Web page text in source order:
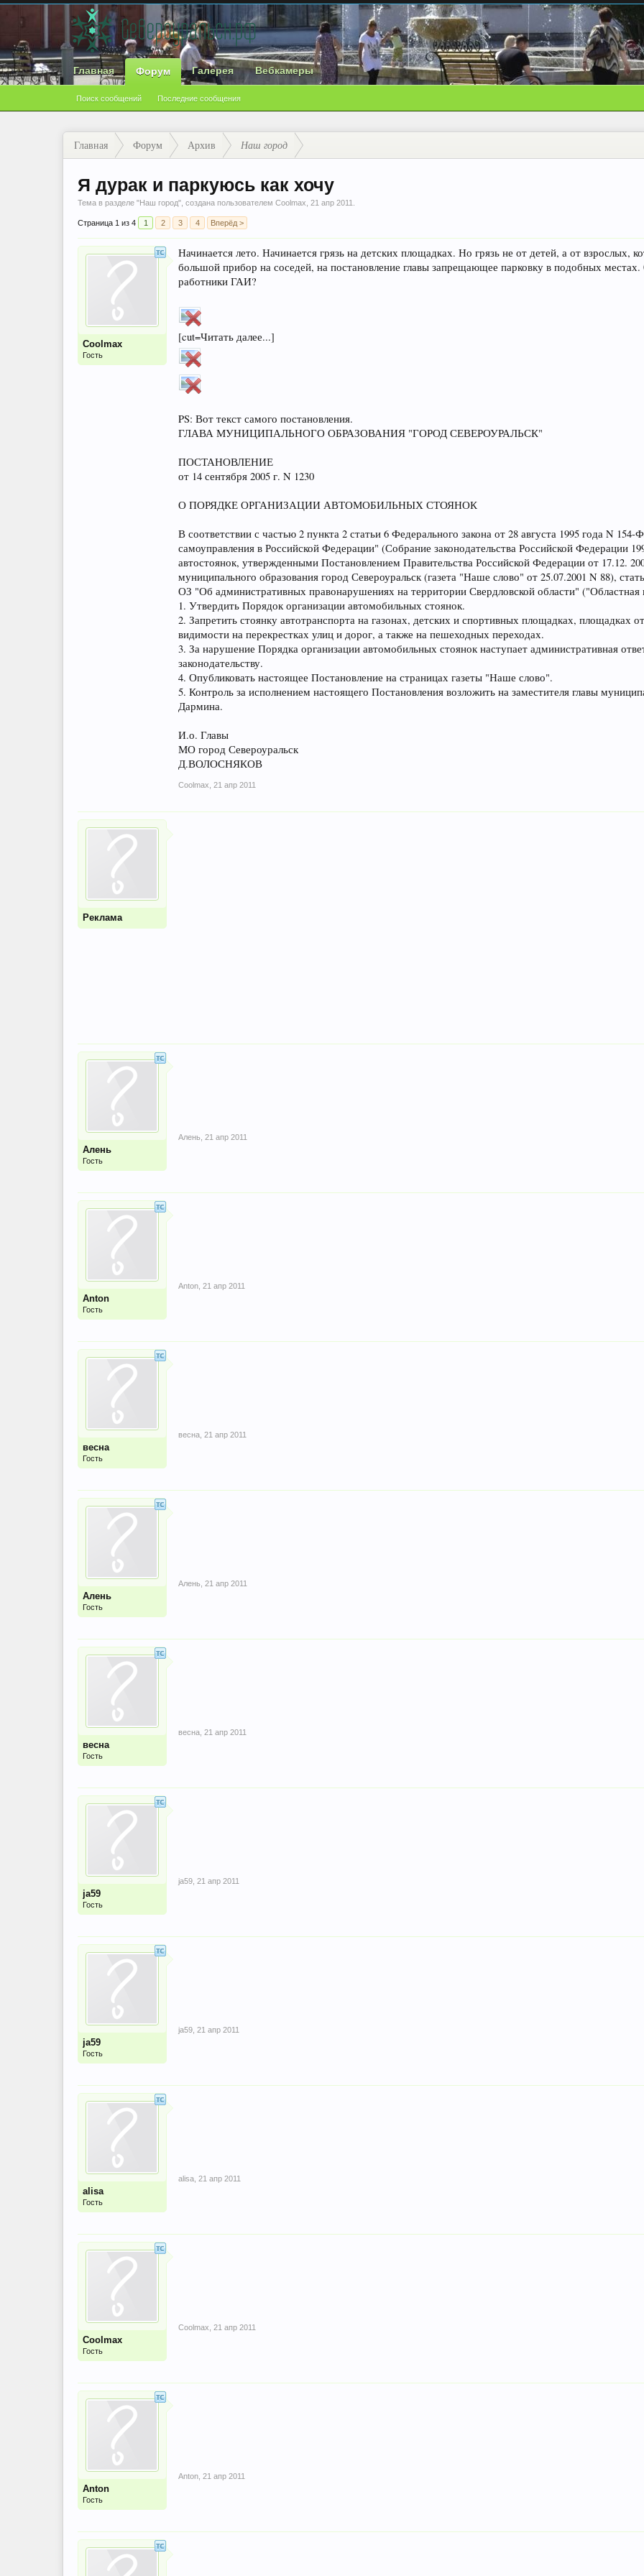
Главная Форум
Поиск сообщений Последние сообщения
Галерея Вебкамеры
Главная Форум Архив Наш город
Я дурак и паркуюсь как хочу
Тема в разделе "Наш город", создана пользователем Coolmax 21 апр 2011
Страница 1 из 4 1 2 3 4 Вперёд >
Coolmax
Гость
Начинается лето. Начинается грязь на детских площадках. Но грязь не от детей, а от взрослых,
большой прибор на соседей, на постановление главы запрещающее парковку в подобных местах.
работники ГАИ?
[cut=Читать далее...]
PS: Вот текст самого постановления.
ГЛАВА МУНИЦИПАЛЬНОГО ОБРАЗОВАНИЯ "ГОРОД СЕВЕРОУРАЛЬСК"
ПОСТАНОВЛЕНИЕ
от 14 сентября 2005 г. N 1230
О ПОРЯДКЕ ОРГАНИЗАЦИИ АВТОМОБИЛЬНЫХ СТОЯНОК
В соответствии с частью 2 пункта 2 статьи 6 Федерального закона от 28 августа 1995 года N
самоуправления в Российской Федерации" (Собрание законодательства Российской Федерации
автостоянок, утвержденными Постановлением Правительства Российской Федерации от 17.12.
муниципального образования город Североуральск (газета "Наше слово" от 25.07.2001 N 88),
ОЗ "Об административных правонарушениях на территории Свердловской области" ("Областная
1. Утвердить Порядок организации автомобильных стоянок.
2. Запретить стоянку автотранспорта на газонах, детских и спортивных площадках, площадках
видимости на перекрестках улиц и дорог, а также на пешеходных переходах.
3. За нарушение Порядка организации автомобильных стоянок наступает административная
законодательству.
4. Опубликовать настоящее Постановление на страницах газеты "Наше слово".
5. Контроль за исполнением настоящего Постановления возложить на заместителя главы
Дармина.
И.о. Главы
МО город Североуральск
Д.ВОЛОСНЯКОВ
Coolmax 21 апр 2011
Реклама
Алень
Гость
Алень 21 апр 2011
Anton
Гость
Anton 21 апр 2011
весна
Гость
весна 21 апр 2011
Алень
Гость
Алень 21 апр 2011
весна
Гость
весна 21 апр 2011
ja59
Гость
ja59 21 апр 2011
ja59
Гость
ja59 21 апр 2011
alisa
Гость
alisa 21 апр 2011
Coolmax
Гость
Coolmax 21 апр 2011
Anton
Гость
Anton 21 апр 2011